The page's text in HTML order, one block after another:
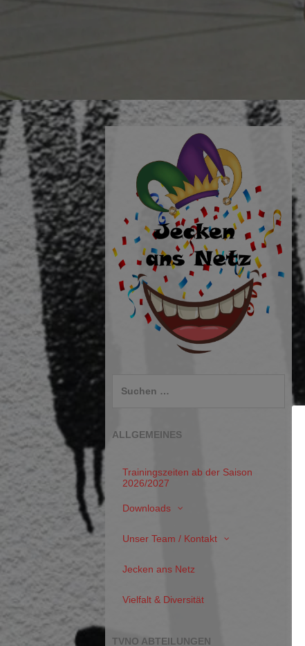
ALLGEMEINES
Trainingszeiten ab der Saison
2026/2027
Downloads
Unser Team / Kontakt
Jecken ans Netz
Vielfalt & Diversität
TVNO ABTEILUNGEN